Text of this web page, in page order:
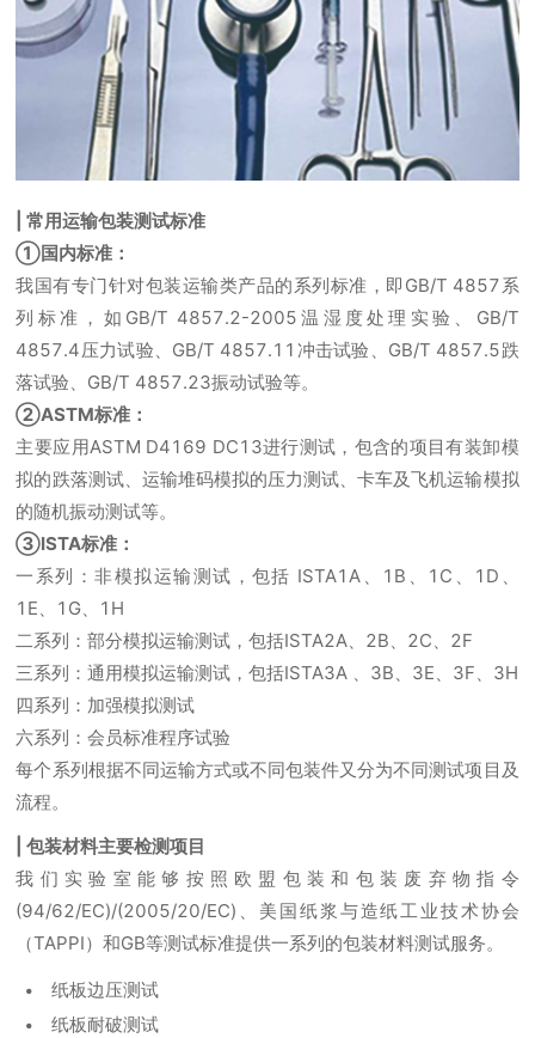
| 常用运输包装测试标准
①国内标准：
我国有专门针对包装运输类产品的系列标准，即GB/T 4857系
列标准，如GB/T 4857.2-2005温湿度处理实验、GB/T
4857.4压力试验、GB/T 4857.11冲击试验、GB/T 4857.5跌
落试验、GB/T 4857.23振动试验等。
②ASTM标准：
主要应用ASTM D4169 DC13进行测试，包含的项目有装卸模
拟的跌落测试、运输堆码模拟的压力测试、卡车及飞机运输模拟
的随机振动测试等。
③ISTA标准：
一系列：非模拟运输测试，包括 ISTA1A、1B、1C、1D、
1E、1G、1H
二系列：部分模拟运输测试，包括ISTA2A、2B、2C、2F
三系列：通用模拟运输测试，包括ISTA3A 、3B、3E、3F、3H
四系列：加强模拟测试
六系列：会员标准程序试验
每个系列根据不同运输方式或不同包装件又分为不同测试项目及
流程。
| 包装材料主要检测项目
我们实验室能够按照欧盟包装和包装废弃物指令
(94/62/EC)/(2005/20/EC)、美国纸浆与造纸工业技术协会
（TAPPI）和GB等测试标准提供一系列的包装材料测试服务。
纸板边压测试
纸板耐破测试